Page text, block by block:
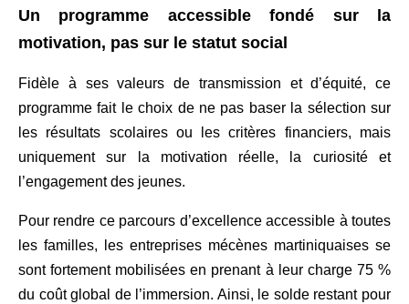
Un programme accessible fondé sur la
motivation, pas sur le statut social
Fidèle à ses valeurs de transmission et d’équité, ce
programme fait le choix de ne pas baser la sélection sur
les résultats scolaires ou les critères financiers, mais
uniquement sur la motivation réelle, la curiosité et
l’engagement des jeunes.
Pour rendre ce parcours d’excellence accessible à toutes
les familles, les entreprises mécènes martiniquaises se
sont fortement mobilisées en prenant à leur charge 75 %
du coût global de l’immersion. Ainsi, le solde restant pour